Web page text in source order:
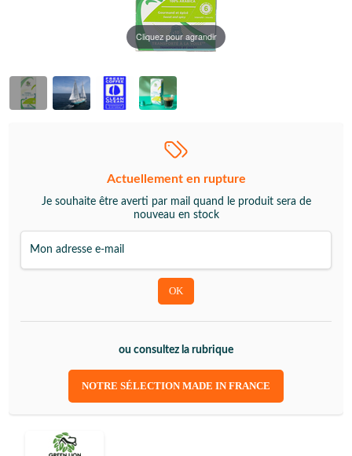
Cliquez pour agrandir
Actuellement en rupture
Je souhaite être averti par mail quand le produit sera de
nouveau en stock
ou consultez la rubrique
NOTRE SÉLECTION MADE IN FRANCE